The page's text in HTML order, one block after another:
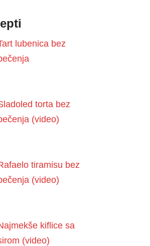
lubenica bez
torta bez
(video)
tiramisu bez
(video)
kiflice sa
(video)